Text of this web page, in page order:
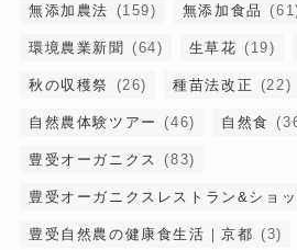
無添加農法 (159) 無添加食品
環境農業新聞 (64) 生草花 (19)
秋の収穫祭 (26) 種苗法改正 (22)
自然農体験ツアー (46) 自然食
豊受オーガニクス (83)
豊受オーガニクスレストラン&ショ
豊受自然農の健康食生活｜京都 (3)